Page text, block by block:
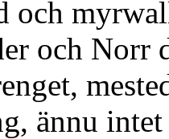
myrwall
Norr
intet